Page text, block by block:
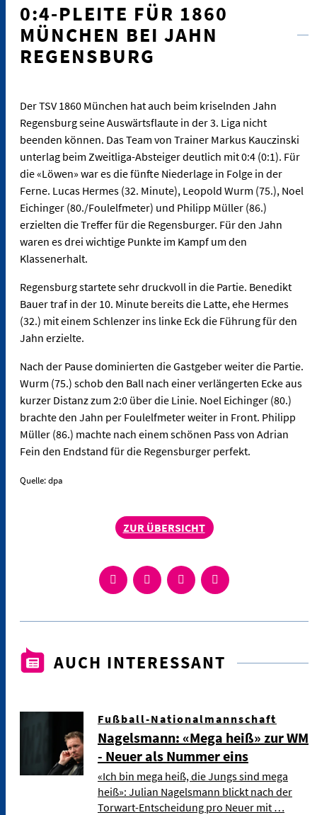
0:4-PLEITE FÜR 1860
MÜNCHEN BEI JAHN
REGENSBURG
Der TSV 1860 München hat auch beim kriselnden Jahn
Regensburg seine Auswärtsflaute in der 3. Liga nicht
beenden können. Das Team von Trainer Markus Kauczinski
unterlag beim Zweitliga-Absteiger deutlich mit 0:4 (0:1). Für
die «Löwen» war es die fünfte Niederlage in Folge in der
Ferne. Lucas Hermes (32. Minute), Leopold Wurm (75.), Noel
Eichinger (80./Foulelfmeter) und Philipp Müller (86.)
erzielten die Treffer für die Regensburger. Für den Jahn
waren es drei wichtige Punkte im Kampf um den
Klassenerhalt.
Regensburg startete sehr druckvoll in die Partie. Benedikt
Bauer traf in der 10. Minute bereits die Latte, ehe Hermes
(32.) mit einem Schlenzer ins linke Eck die Führung für den
Jahn erzielte.
Nach der Pause dominierten die Gastgeber weiter die Partie.
Wurm (75.) schob den Ball nach einer verlängerten Ecke aus
kurzer Distanz zum 2:0 über die Linie. Noel Eichinger (80.)
brachte den Jahn per Foulelfmeter weiter in Front. Philipp
Müller (86.) machte nach einem schönen Pass von Adrian
Fein den Endstand für die Regensburger perfekt.
Quelle: dpa
ZUR ÜBERSICHT
AUCH INTERESSANT
Fußball-Nationalmannschaft
Nagelsmann: «Mega heiß» zur WM
- Neuer als Nummer eins
«Ich bin mega heiß, die Jungs sind mega
heiß»: Julian Nagelsmann blickt nach der
Torwart-Entscheidung pro Neuer mit …